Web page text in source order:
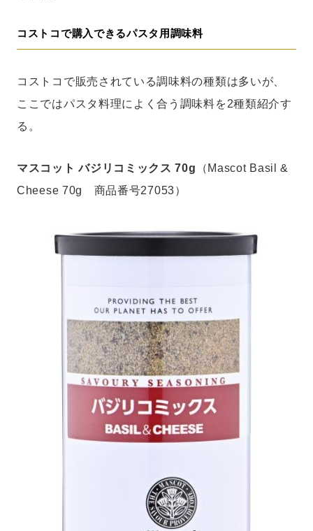
コストコで購入できるパスタ用調味料
コストコで販売されている調味料の種類は多いが、
ここではパスタ料理によく合う調味料を2種類紹介す
る。
マスコット バジリコミックス 70g （Mascot Basil &
Cheese 70g 商品番号27053）